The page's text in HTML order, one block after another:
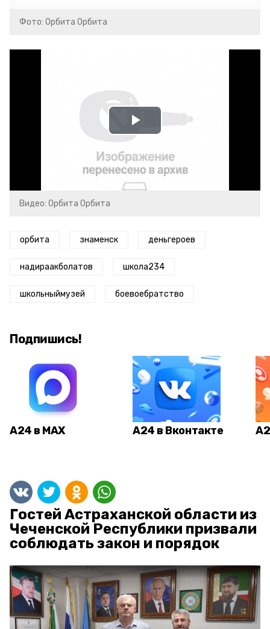
Фото: Орбита Орбита
Play
Video
Видео: Орбита Орбита
орбита знаменск деньгероев
надираакболатов школа234
школьныймузей боевоебратство
Подпишись!
А24 в MAX А24 в Вконтакте
Гостей Астраханской области из
Чеченской Республики призвали
соблюдать закон и порядок